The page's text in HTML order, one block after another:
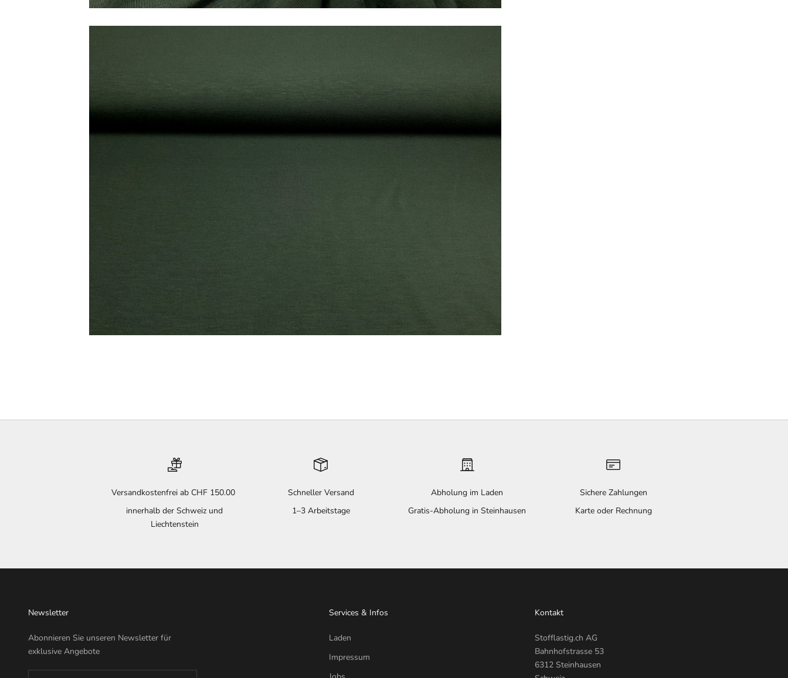
Versandkostenfrei ab CHF 150.00
innerhalb der Schweiz und
Liechtenstein
Schneller Versand
1–3 Arbeitstage
Abholung im Laden
Gratis-Abholung in Steinhausen
Sichere Zahlungen
Karte oder Rechnung
Newsletter
Abonnieren Sie unseren Newsletter für
exklusive Angebote
Services & Infos
Laden
Impressum
Kontakt
Stofflastig.ch AG
Bahnhofstrasse 53
6312 Steinhausen